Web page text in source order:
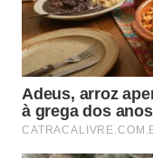
Como o
ganhando
No universo da
vinílico modular